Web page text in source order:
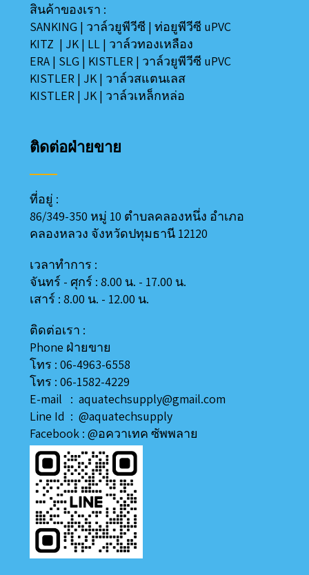
สินค้าของเรา :
SANKING | วาล์วยูพีวีซี |ท่อยูพีวีซี uPVC
KITZ | JK | LL | วาล์วทองเหลือง
ERA | SLG | KISTLER | วาล์วยูพีวีซี uPVC
KISTLER | JK | วาล์วสแตนเลส
KISTLER | JK | วาล์วเหล็กหล่อ
ติดต่อฝ่ายขาย
ที่อยู่ :
86/349-350 หมู่ 10 ตำบลคลองหนึ่ง อำเภอ
คลองหลวง จังหวัดปทุมธานี 12120
เวลาทำการ :
จันทร์ - ศุกร์ : 8.00 น. - 17.00 น.
เสาร์ : 8.00 น. - 12.00 น.
ติดต่อเรา :
Phone ฝ่ายขาย
โทร : 06-4963-6558
โทร : 06-1582-4229
E-mail : aquatechsupply@gmail.com
Line Id :@aquatechsupply
Facebook :@อควาเทค ซัพพลาย